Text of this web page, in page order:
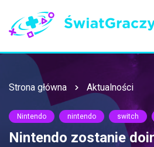
Strona główna Aktualności
Nintendo nintendo switch
Nintendo zostanie